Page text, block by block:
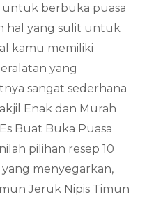
untuk berbuka puasa
hal yang sulit untuk
kamu memiliki
yang
sangat sederhana
Enak dan Murah
Buat Buka Puasa
pilihan resep 10
menyegarkan,
Jeruk Nipis Timun